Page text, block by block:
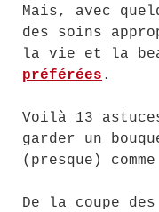
Mais, avec
des soins
la vie et la
préférées .
Voilà 13
garder un
(presque)
De la coupe